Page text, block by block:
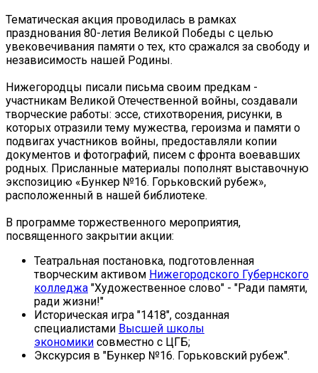
Тематическая акция проводилась в рамках
празднования 80-летия Великой Победы с целью
увековечивания памяти о тех, кто сражался за свободу и
независимость нашей Родины.
Нижегородцы писали письма своим предкам -
участникам Великой Отечественной войны, создавали
творческие работы: эссе, стихотворения, рисунки, в
которых отразили тему мужества, героизма и памяти о
подвигах участников войны, предоставляли копии
документов и фотографий, писем с фронта воевавших
родных. Присланные материалы пополнят выставочную
экспозицию «Бункер №16. Горьковский рубеж»,
расположенный в нашей библиотеке.
В программе торжественного мероприятия,
посвященного закрытии акции:
Театральная постановка, подготовленная
творческим активом Нижегородского Губернского
колледжа "Художественное слово" - "Ради памяти,
ради жизни!"
Историческая игра "1418", созданная
специалистами Высшей школы
экономики совместно с ЦГБ;
Экскурсия в "Бункер №16. Горьковский рубеж".